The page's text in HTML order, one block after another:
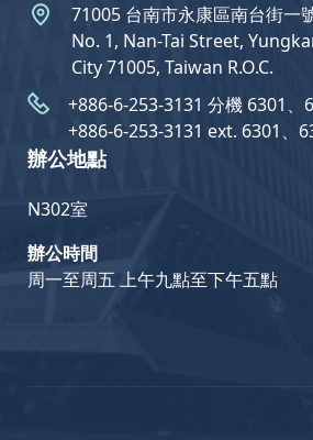
71005 台南市永康區南台街一
No. 1, Nan-Tai Street,
City 71005, Taiwan R.O.C.
+886-6-253-3131 分機 6301、
+886-6-253-3131 ext. 6301、
辦公地點
N302室
辦公時間
周一至周五 上午九點至下午五點